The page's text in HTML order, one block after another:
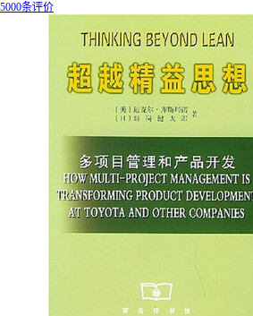
5000条评价